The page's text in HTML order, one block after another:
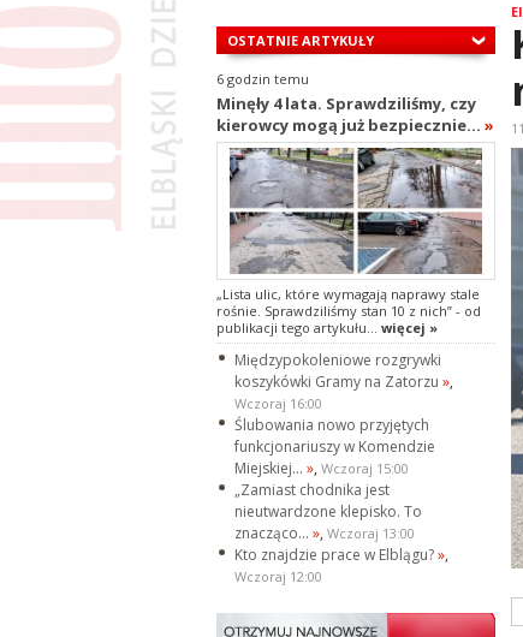
OSTATNIE ARTYKUŁY
6 godzin temu
Minęły 4 lata. Sprawdziliśmy, czy
kierowcy mogą już bezpiecznie... »
„Lista ulic, które wymagają naprawy stale
rośnie. Sprawdziliśmy stan 10 z nich” - od
publikacji tego artykułu... więcej »
Międzypokoleniowe rozgrywki
koszykówki Gramy na Zatorzu »,
Wczoraj 16:00
Ślubowania nowo przyjętych
funkcjonariuszy w Komendzie
Miejskiej... », Wczoraj 15:00
„Zamiast chodnika jest
nieutwardzone klepisko. To
znacząco... », Wczoraj 13:00
Kto znajdzie prace w Elblągu?»,
Wczoraj 12:00